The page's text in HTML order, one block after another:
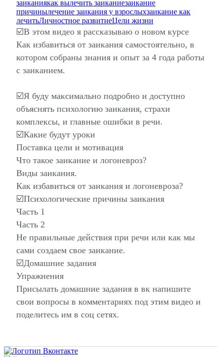
заиканиякак вылечить заиканиезаикание
причинылечение заикания у взрослыхзаикание как
лечитьЛичностное развитиеЦели жизни
☑️В этом видео я рассказываю о новом курсе
Как избавиться от заикания самостоятельно, в
котором собраны знания и опыт за 4 года работы
с заиканием.
☑️Я буду максимально подробно и доступно
объяснять психологию заикания, страхи
комплексы, и главные ошибки в речи.
☑️Какие будут уроки
Поставка цели и мотивация
Что такое заикание и логоневроз?
Виды заикания.
Как избавиться от заикания и логоневроза?
☑️Психологические причины заикания
Часть 1
Часть 2
Не правильные действия при речи или как мы
сами создаем свое заикание.
☑️Домашние задания
Упражнения
Присылать домашние задания в вк напишите
свои вопросы в комментариях под этим видео и
поделитесь им в соц сетях.